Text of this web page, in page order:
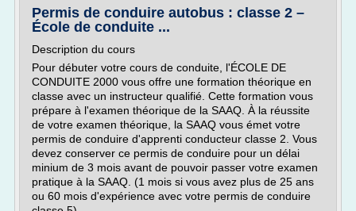
Permis de conduire autobus : classe 2 –
École de conduite ...
Description du cours
Pour débuter votre cours de conduite, l'ÉCOLE DE
CONDUITE 2000 vous offre une formation théorique en
classe avec un instructeur qualifié. Cette formation vous
prépare à l'examen théorique de la SAAQ. À la réussite
de votre examen théorique, la SAAQ vous émet votre
permis de conduire d'apprenti conducteur classe 2. Vous
devez conserver ce permis de conduire pour un délai
minium de 3 mois avant de pouvoir passer votre examen
pratique à la SAAQ. (1 mois si vous avez plus de 25 ans
ou 60 mois d'expérience avec votre permis de conduire